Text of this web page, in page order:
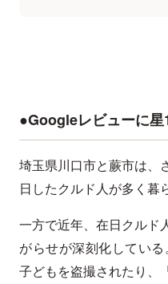
●Googleレビューに
埼玉県川口市と蕨市は、
日したクルド人が多く暮
一方で近年、在日クルド
がらせが深刻化してい
子どもを盗撮されたり、